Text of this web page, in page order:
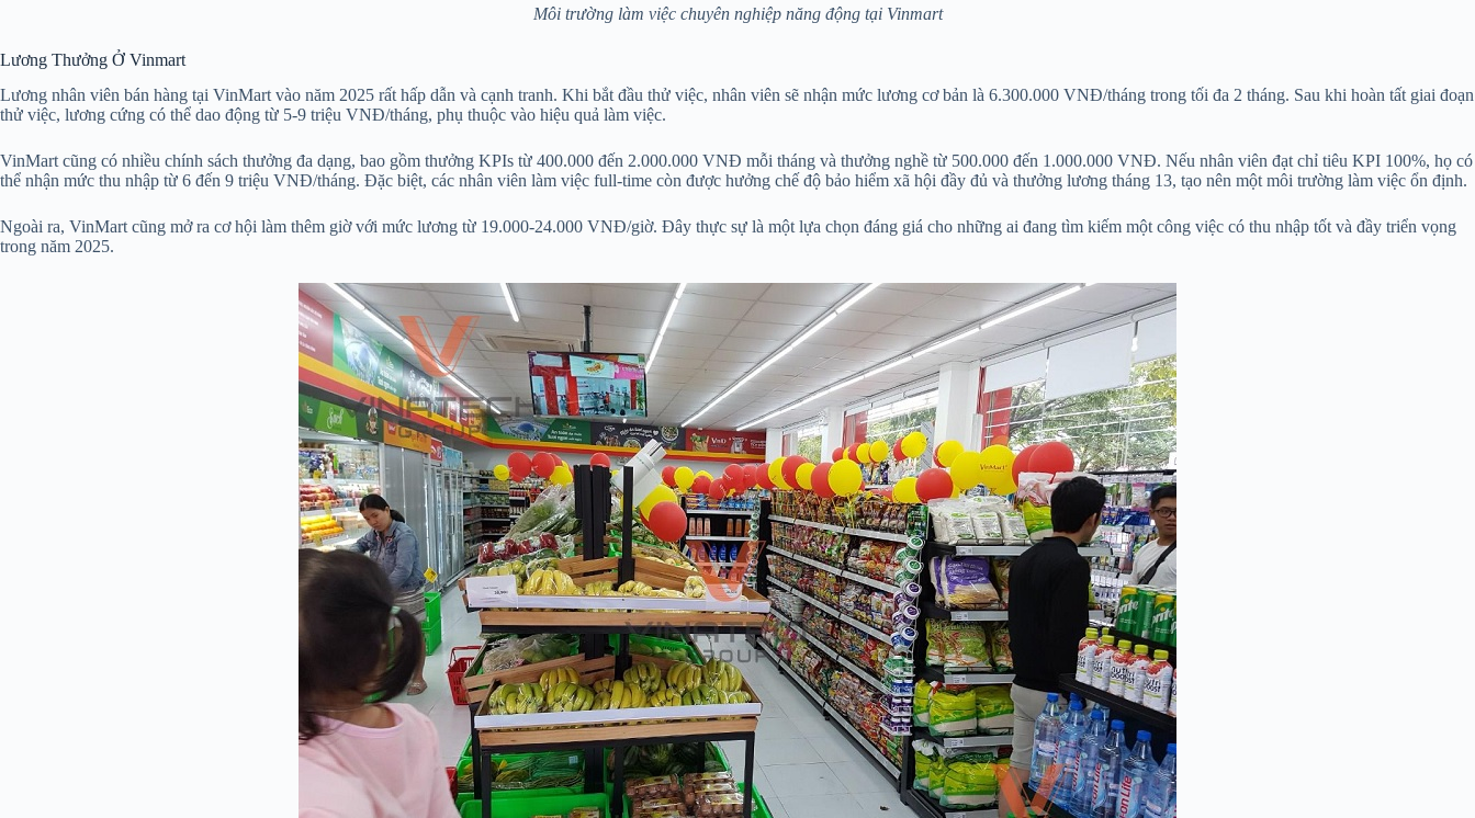
Môi trường làm việc chuyên nghiệp năng động tại Vinmart
Lương Thưởng Ở Vinmart
Lương nhân viên bán hàng tại VinMart vào năm 2025 rất hấp dẫn và cạnh tranh. Khi bắt đầu thử việc, nhân viên sẽ nhận mức lương cơ bản là 6.300.000 VNĐ/tháng trong tối đa 2 tháng. Sau khi hoàn tất giai đoạn
thử việc, lương cứng có thể dao động từ 5-9 triệu VNĐ/tháng, phụ thuộc vào hiệu quả làm việc.
VinMart cũng có nhiều chính sách thưởng đa dạng, bao gồm thưởng KPIs từ 400.000 đến 2.000.000 VNĐ mỗi tháng và thưởng nghề từ 500.000 đến 1.000.000 VNĐ. Nếu nhân viên đạt chỉ tiêu KPI 100%, họ có
thể nhận mức thu nhập từ 6 đến 9 triệu VNĐ/tháng. Đặc biệt, các nhân viên làm việc full-time còn được hưởng chế độ bảo hiểm xã hội đầy đủ và thưởng lương tháng 13, tạo nên một môi trường làm việc ổn định.
Ngoài ra, VinMart cũng mở ra cơ hội làm thêm giờ với mức lương từ 19.000-24.000 VNĐ/giờ. Đây thực sự là một lựa chọn đáng giá cho những ai đang tìm kiếm một công việc có thu nhập tốt và đầy triển vọng
trong năm 2025.